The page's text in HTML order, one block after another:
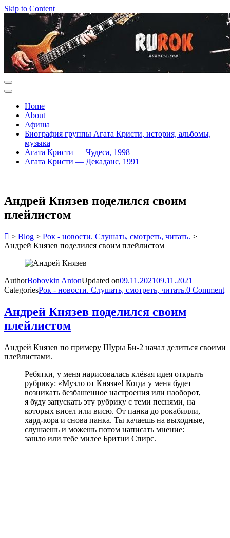
Skip to Content
Home
About
Афиша
Биография группы Агата Кристи, история, альбомы,
музыка
Агата Кристи — Чудеса, 1998
Агата Кристи — Декаданс, 1991
Андрей Князев поделился своим
плейлистом
> Blog > Рок - новости. Слушать, смотреть, читать. >
Андрей Князев поделился своим плейлистом
AuthorBobovkin AntonUpdated on09.11.202109.11.2021
CategoriesРок - новости. Слушать, смотреть, читать.0 Comment
Андрей Князев поделился своим
плейлистом
Андрей Князев по примеру Шуры Би-2 начал делиться своими
плейлистами.
Ребятки, у меня нарисовалась клёвая идея открыть
рубрику: «Музло от Князя»! Когда у меня будет
возникать безбашенное настроения или наоборот,
я буду запускать эту рубрику с теми песнями, на
которых висел или висю. От панка до рокабилли,
хард-кора и снова панка. Ты качаешь на выходные,
слушаешь и можешь потом написать мнение:
зашло или тебе милее Бритни Спирс.